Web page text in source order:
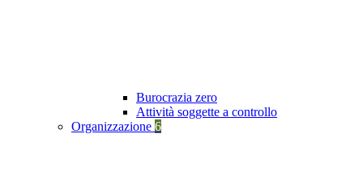
Burocrazia zero
Attività soggette a controllo
Organizzazione 6